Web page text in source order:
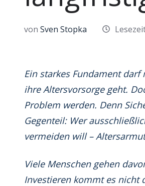
von Sven Stopka
Ein starkes Fundament
ihre Altersvorsorge geht.
Problem werden. Denn
Gegenteil: Wer
vermeiden will –
Viele Menschen gehen
Investieren kommt es nicht